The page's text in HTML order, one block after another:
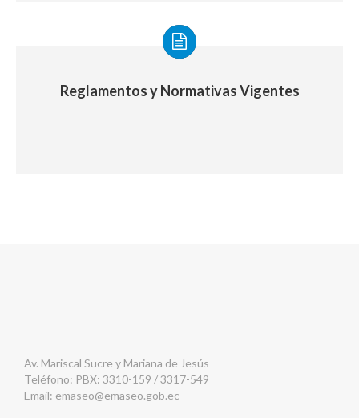
Reglamentos y Normativas Vigentes
Av. Mariscal Sucre y Mariana de Jesús
Teléfono: PBX: 3310-159 / 3317-549
Email: emaseo@emaseo.gob.ec